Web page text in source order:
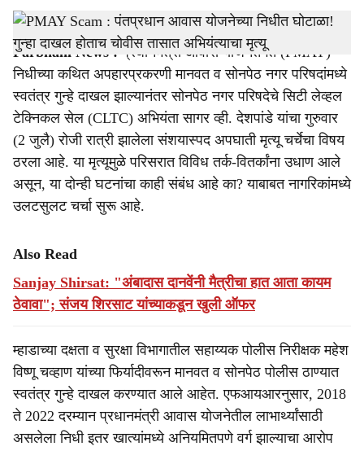
h
a
r
e
Sagar Deshpande Parbhani PMAY Scam
Parbhani News :प्रधानमंत्री आवास योजनेंतर्गत (PMAY)
निधीच्या कथित अपहारप्रकरणी मानवत व सोनपेठ नगर परिषदांमध्ये
स्वतंत्र गुन्हे दाखल झाल्यानंतर सोनपेठ नगर परिषदेचे सिटी लेव्हल
टेक्निकल सेल (CLTC) अभियंता सागर व्ही. देशपांडे यांचा गुरुवार
(2 जुलै) रोजी रात्री झालेला संशयास्पद अपघाती मृत्यू चर्चेचा विषय
ठरला आहे. या मृत्यूमुळे परिसरात विविध तर्क-वितर्कांना उधाण आले
असून, या दोन्ही घटनांचा काही संबंध आहे का? याबाबत नागरिकांमध्ये
उलटसुलट चर्चा सुरू आहे.
Also Read
Sanjay Shirsat: "अंबादास दानवेंनी मैत्रीचा हात आता कायम
ठेवावा"; संजय शिरसाट यांच्याकडून खुली ऑफर
म्हाडाच्या दक्षता व सुरक्षा विभागातील सहाय्यक पोलीस निरीक्षक महेश
विष्णू चव्हाण यांच्या फिर्यादीवरून मानवत व सोनपेठ पोलीस ठाण्यात
स्वतंत्र गुन्हे दाखल करण्यात आले आहेत. एफआयआरनुसार, 2018
ते 2022 दरम्यान प्रधानमंत्री आवास योजनेतील लाभार्थ्यांसाठी
असलेला निधी इतर खात्यांमध्ये अनियमितपणे वर्ग झाल्याचा आरोप